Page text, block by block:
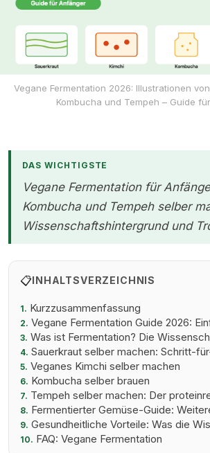
Vegane Fermentation 2026: Illustrationen
Kombucha und Tempeh – Guide
DAS WICHTIGSTE
Vegane Fermentation für
Kombucha und Tempeh selber
Wissenschaftshintergrund und
📋INHALTSVERZEICHNIS
1. Kurzzusammenfassung
2. Vegane Fermentation Guide 2026:
3. Was ist Fermentation? Die
4. Sauerkraut selber machen: Schritt-
5. Veganes Kimchi selber machen
6. Kombucha selber brauen
7. Tempeh selber machen: Der
8. Fermentierter Gemüse-Guide:
9. Gesundheitliche Vorteile: Was die
10. FAQ: Vegane Fermentation